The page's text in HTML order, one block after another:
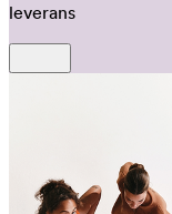
leverans